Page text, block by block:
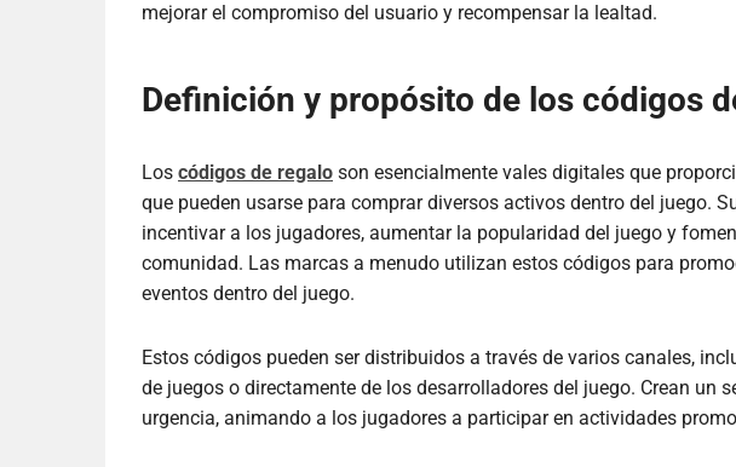
mejorar el compromiso del usuario y recompensar la lealtad.
Definición y propósito de los códigos
Los códigos de regalo son esencialmente vales digitales que
que pueden usarse para comprar diversos activos dentro del juego.
incentivar a los jugadores, aumentar la popularidad del juego y
comunidad. Las marcas a menudo utilizan estos códigos para
eventos dentro del juego.
Estos códigos pueden ser distribuidos a través de varios canales,
de juegos o directamente de los desarrolladores del juego. Crean un
urgencia, animando a los jugadores a participar en actividades